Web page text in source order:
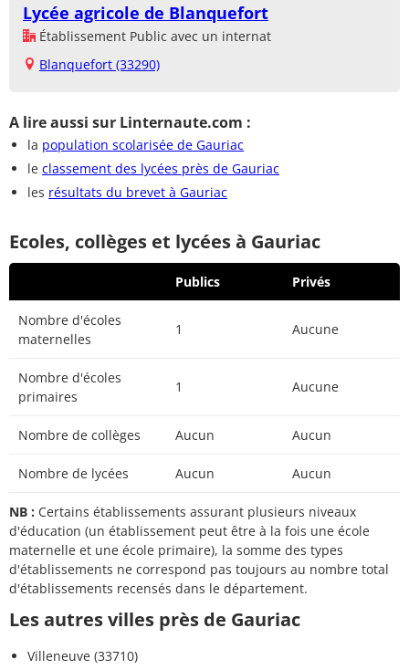
Lycée agricole de Blanquefort
Établissement Public avec un internat
Blanquefort (33290)
A lire aussi sur Linternaute.com :
la population scolarisée de Gauriac
le classement des lycées près de Gauriac
les résultats du brevet à Gauriac
Ecoles, collèges et lycées à Gauriac
Publics Privés
Nombre d'écoles
maternelles
1 Aucune
Nombre d'écoles
primaires
1 Aucune
Nombre de collèges Aucun Aucun
Nombre de lycées Aucun Aucun
NB : Certains établissements assurant plusieurs niveaux
d'éducation (un établissement peut être à la fois une école
maternelle et une école primaire), la somme des types
d'établissements ne correspond pas toujours au nombre total
d'établissements recensés dans le département.
Les autres villes près de Gauriac
Villeneuve (33710)